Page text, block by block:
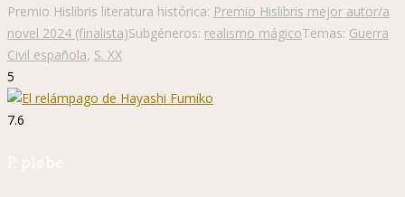
Premio Hislibris literatura histórica: Premio Hislibris mejor autor/a
novel 2024 (finalista)Subgéneros: realismo mágicoTemas: Guerra
Civil española, S. XX
5
7.6
P. plebe